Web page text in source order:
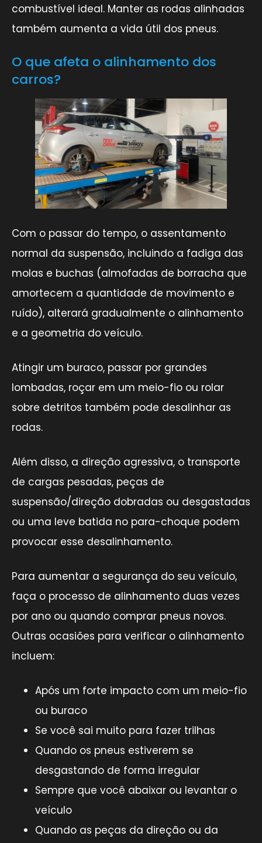
combustível ideal. Manter as rodas alinhadas
também aumenta a vida útil dos pneus.
O que afeta o alinhamento dos
carros?
Com o passar do tempo, o assentamento
normal da suspensão, incluindo a fadiga das
molas e buchas (almofadas de borracha que
amortecem a quantidade de movimento e
ruído), alterará gradualmente o alinhamento
e a geometria do veículo.
Atingir um buraco, passar por grandes
lombadas, roçar em um meio-fio ou rolar
sobre detritos também pode desalinhar as
rodas.
Além disso, a direção agressiva, o transporte
de cargas pesadas, peças de
suspensão/direção dobradas ou desgastadas
ou uma leve batida no para-choque podem
provocar esse desalinhamento.
Para aumentar a segurança do seu veículo,
faça o processo de alinhamento duas vezes
por ano ou quando comprar pneus novos.
Outras ocasiões para verificar o alinhamento
incluem:
Após um forte impacto com um meio-fio
ou buraco
Se você sai muito para fazer trilhas
Quando os pneus estiverem se
desgastando de forma irregular
Sempre que você abaixar ou levantar o
veículo
Quando as peças da direção ou da